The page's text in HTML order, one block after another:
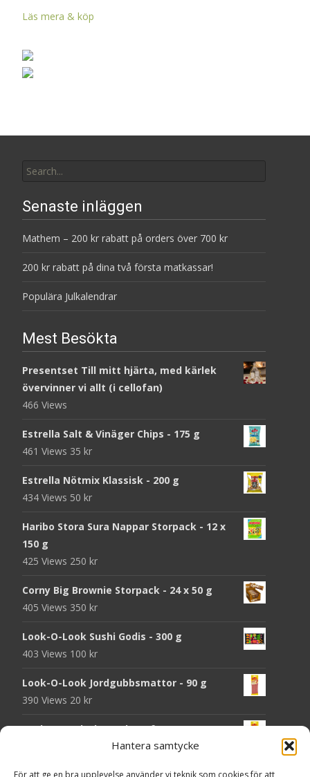
Hantera samtycke
För att ge en bra upplevelse använder vi teknik som cookies för att
Läs mera & köp
for:
Senaste inläggen
Mathem – 200 kr rabatt på orders över 700 kr
200 kr rabatt på dina två första matkassar!
Populära Julkalendrar
Mest Besökta
Presentset Till mitt hjärta, med kärlek
övervinner vi allt (i cellofan)
466 Views
Estrella Salt & Vinäger Chips - 175 g
461 Views 35 kr
Estrella Nötmix Klassisk - 200 g
434 Views 50 kr
Haribo Stora Sura Nappar Storpack - 12 x
150 g
425 Views 250 kr
Corny Big Brownie Storpack - 24 x 50 g
405 Views 350 kr
Look-O-Look Sushi Godis - 300 g
403 Views 100 kr
Look-O-Look Jordgubbsmattor - 90 g
390 Views 20 kr
Look-O-Look Flygande Tefat - 20 g